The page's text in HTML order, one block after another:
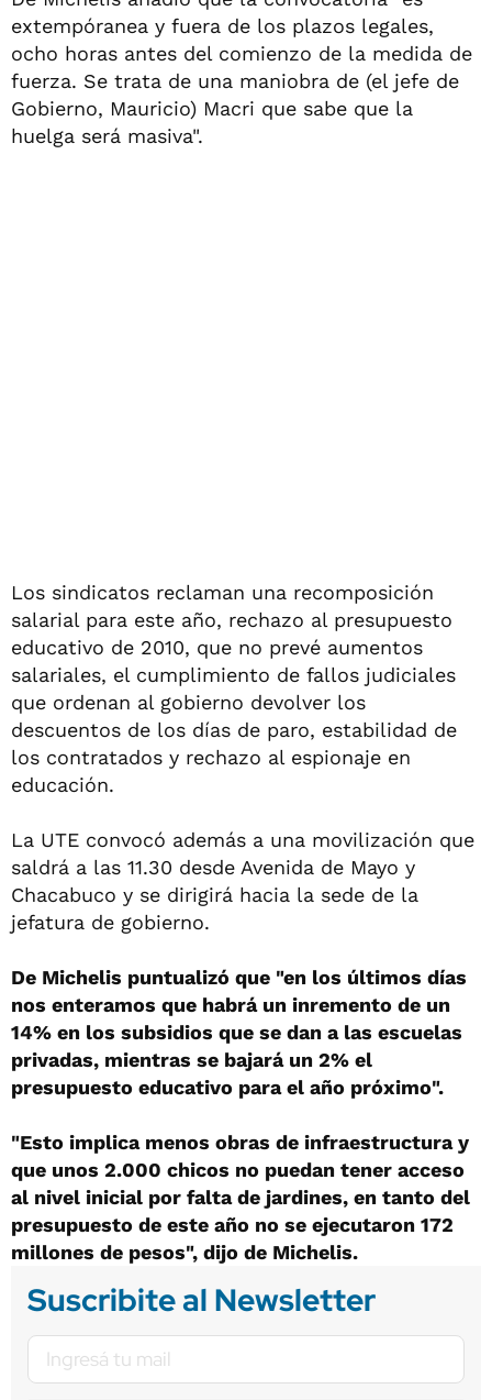
extempóranea y fuera de los plazos legales,
ocho horas antes del comienzo de la medida de
fuerza. Se trata de una maniobra de (el jefe de
Gobierno, Mauricio) Macri que sabe que la
huelga será masiva".
Los sindicatos reclaman una recomposición
salarial para este año, rechazo al presupuesto
educativo de 2010, que no prevé aumentos
salariales, el cumplimiento de fallos judiciales
que ordenan al gobierno devolver los
descuentos de los días de paro, estabilidad de
los contratados y rechazo al espionaje en
educación.
La UTE convocó además a una movilización que
saldrá a las 11.30 desde Avenida de Mayo y
Chacabuco y se dirigirá hacia la sede de la
jefatura de gobierno.
De Michelis puntualizó que "en los últimos días
nos enteramos que habrá un inremento de un
14% en los subsidios que se dan a las escuelas
privadas, mientras se bajará un 2% el
presupuesto educativo para el año próximo".
"Esto implica menos obras de infraestructura y
que unos 2.000 chicos no puedan tener acceso
al nivel inicial por falta de jardines, en tanto del
presupuesto de este año no se ejecutaron 172
millones de pesos", dijo de Michelis.
Suscribite al Newsletter